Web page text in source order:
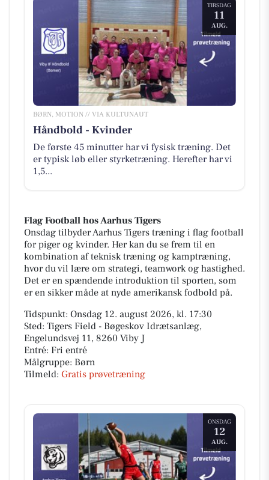
TIRSDAG
11
AUG.
BØRN, MOTION // VIA KULTUNAUT
Håndbold - Kvinder
De første 45 minutter har vi fysisk træning. Det
er typisk løb eller styrketræning. Herefter har vi
1,5...
Flag Football hos Aarhus Tigers
Onsdag tilbyder Aarhus Tigers træning i flag football
for piger og kvinder. Her kan du se frem til en
kombination af teknisk træning og kamptræning,
hvor du vil lære om strategi, teamwork og hastighed.
Det er en spændende introduktion til sporten, som
er en sikker måde at nyde amerikansk fodbold på.
Tidspunkt: Onsdag 12. august 2026, kl. 17:30
Sted: Tigers Field - Bøgeskov Idrætsanlæg,
Engelundsvej 11, 8260 Viby J
Entré: Fri entré
Målgruppe: Børn
Tilmeld: Gratis prøvetræning
ONSDAG
12
AUG.